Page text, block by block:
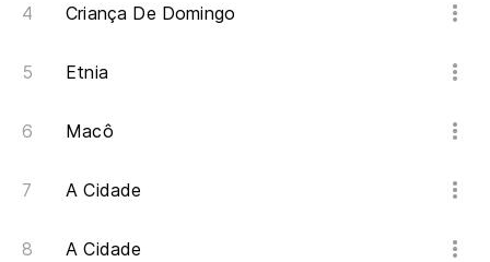
Criança De Domingo
Etnia
Macô
A Cidade
A Cidade